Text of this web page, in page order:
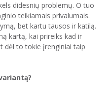
didesnių problemų. O tuo
teikiamais privalumais.
bet kartu tausos ir katilą.
kartą, kai prireiks kad ir
dėl to tokie įrenginiai taip